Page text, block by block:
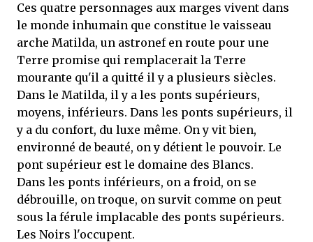
Ces quatre personnages aux marges vivent dans
le monde inhumain que constitue le vaisseau
arche Matilda, un astronef en route pour une
Terre promise qui remplacerait la Terre
mourante qu'il a quitté il y a plusieurs siècles.
Dans le Matilda, il y a les ponts supérieurs,
moyens, inférieurs. Dans les ponts supérieurs, il
y a du confort, du luxe même. On y vit bien,
environné de beauté, on y détient le pouvoir. Le
pont supérieur est le domaine des Blancs.
Dans les ponts inférieurs, on a froid, on se
débrouille, on troque, on survit comme on peut
sous la férule implacable des ponts supérieurs.
Les Noirs l'occupent.